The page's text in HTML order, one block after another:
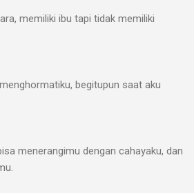
memiliki ibu tapi tidak memiliki
begitupun saat aku
menerangimu dengan cahayaku, dan